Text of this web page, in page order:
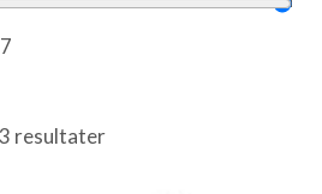
resultater